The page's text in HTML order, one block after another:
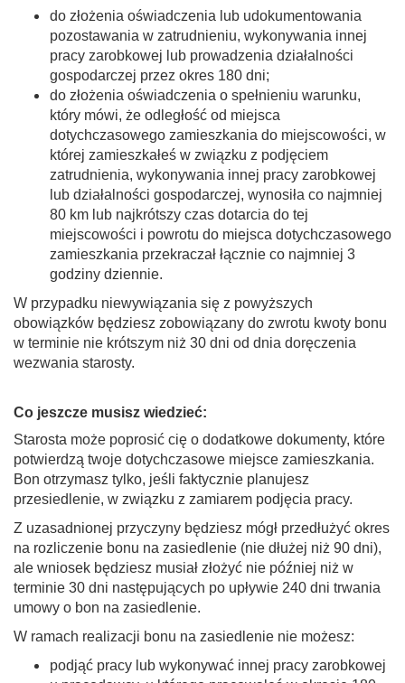
do złożenia oświadczenia lub udokumentowania
pozostawania w zatrudnieniu, wykonywania innej
pracy zarobkowej lub prowadzenia działalności
gospodarczej przez okres 180 dni;
do złożenia oświadczenia o spełnieniu warunku,
który mówi, że odległość od miejsca
dotychczasowego zamieszkania do miejscowości, w
której zamieszkałeś w związku z podjęciem
zatrudnienia, wykonywania innej pracy zarobkowej
lub działalności gospodarczej, wynosiła co najmniej
80 km lub najkrótszy czas dotarcia do tej
miejscowości i powrotu do miejsca dotychczasowego
zamieszkania przekraczał łącznie co najmniej 3
godziny dziennie.
W przypadku niewywiązania się z powyższych
obowiązków będziesz zobowiązany do zwrotu kwoty bonu
w terminie nie krótszym niż 30 dni od dnia doręczenia
wezwania starosty.
Co jeszcze musisz wiedzieć:
Starosta może poprosić cię o dodatkowe dokumenty, które
potwierdzą twoje dotychczasowe miejsce zamieszkania.
Bon otrzymasz tylko, jeśli faktycznie planujesz
przesiedlenie, w związku z zamiarem podjęcia pracy.
Z uzasadnionej przyczyny będziesz mógł przedłużyć okres
na rozliczenie bonu na zasiedlenie (nie dłużej niż 90 dni),
ale wniosek będziesz musiał złożyć nie później niż w
terminie 30 dni następujących po upływie 240 dni trwania
umowy o bon na zasiedlenie.
W ramach realizacji bonu na zasiedlenie nie możesz:
podjąć pracy lub wykonywać innej pracy zarobkowej